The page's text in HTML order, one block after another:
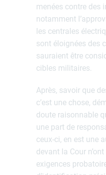
menées contre des
notamment
les centrales
sont éloignées des
sauraient être
cibles militaires.
Après, savoir que
c’est une chose,
doute raisonnable
une part de
ceux-ci, en est une
devant la Cour
exigences